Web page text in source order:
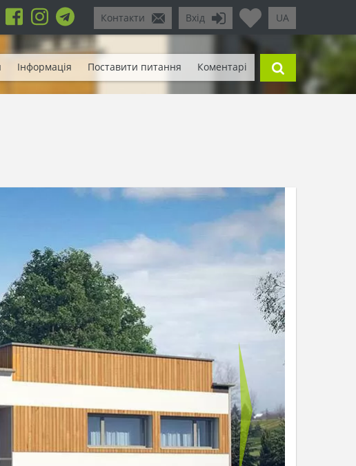
UA
Вхід
Контакти
Інформація Поставити питання Коментарі